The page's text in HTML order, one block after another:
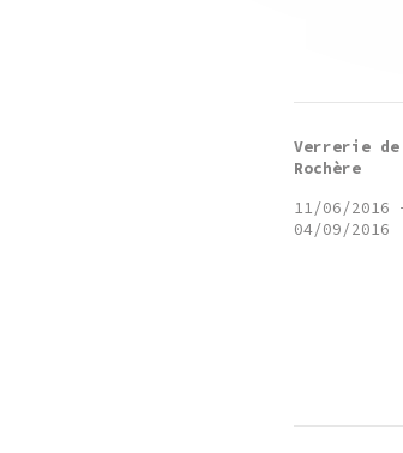
Verrerie de
Rochère
11/06/2016
04/09/2016